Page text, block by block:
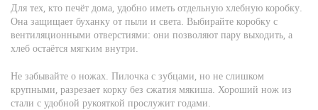
Для тех, кто печёт дома, удобно иметь отдельную хлебную коробку.
Она защищает буханку от пыли и света. Выбирайте коробку с
вентиляционными отверстиями: они позволяют пару выходить, а
хлеб остаётся мягким внутри.
Не забывайте о ножах. Пилочка с зубцами, но не слишком
крупными, разрезает корку без сжатия мякиша. Хороший нож из
стали с удобной рукояткой прослужит годами.